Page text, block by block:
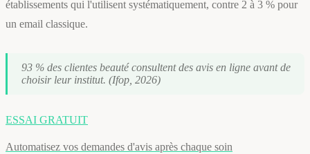
établissements qui l'utilisent systématiquement, contre 2 à 3 % pour
un email classique.
93 % des clientes beauté consultent des avis en ligne avant de
choisir leur institut. (Ifop, 2026)
ESSAI GRATUIT
Automatisez vos demandes d'avis après chaque soin